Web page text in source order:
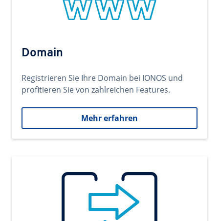
Domain
Registrieren Sie Ihre Domain bei IONOS und
profitieren Sie von zahlreichen Features.
Mehr erfahren